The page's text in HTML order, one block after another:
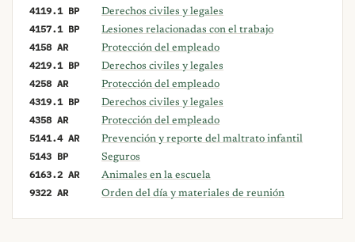
4119.1 BP Derechos civiles y legales
4157.1 BP Lesiones relacionadas con el trabajo
4158 AR Protección del empleado
4219.1 BP Derechos civiles y legales
4258 AR Protección del empleado
4319.1 BP Derechos civiles y legales
4358 AR Protección del empleado
5141.4 AR Prevención y reporte del maltrato infantil
5143 BP Seguros
6163.2 AR Animales en la escuela
9322 AR Orden del día y materiales de reunión